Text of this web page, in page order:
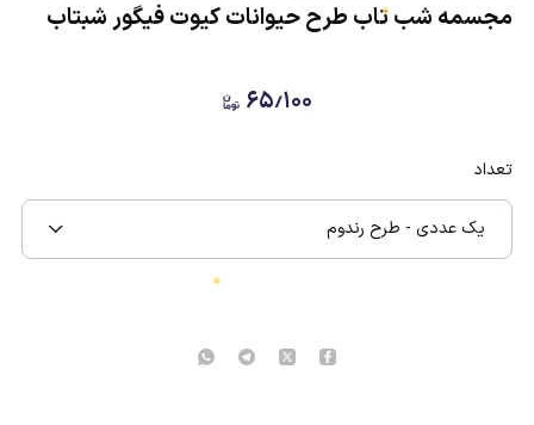
مجسمه شب تاب طرح حیوانات کیوت فیگور شبتاب
۶۵٫۱۰۰
تعداد
یک عددی - طرح رندوم